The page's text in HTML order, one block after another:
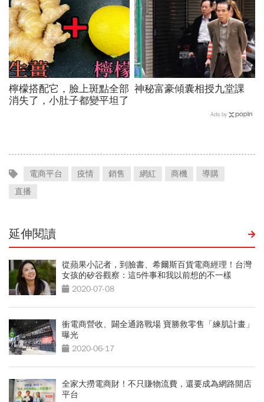
檸檬搭配它，臉上斑點全部
消失了，小肚子都變平坦了
神秘富豪傾囊相授九堂課
Ads by
電商平台 疫情 銷售 網紅 商機
導購
直播
延伸閱讀
從蘋果小記者，到臉書、希爾斯百貨電商經理！台灣
女孩的矽谷觀察：這5件事和我以前想的不一樣
2020-07-08
衝電商營收、闢全通路戰場 寶勝救零售「練肌計畫」
曝光
2020-06-17
全家大撈電商財！不只賺物流費，還要成為網路開店
平台